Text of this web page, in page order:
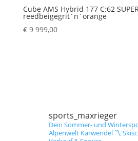
Cube AMS Hybrid 177 C:62
reedbeigegrit´n´orange
€9 999,00
sports_maxrieger
Dein Sommer- und
Alpenwelt Karwendel〽️